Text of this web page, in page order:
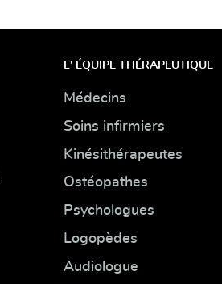
L' ÉQUIPE THÉRAPEUTIQUE
Médecins
Soins infirmiers
Kinésithérapeutes
Ostéopathes
Psychologues
Logopèdes
Audiologue